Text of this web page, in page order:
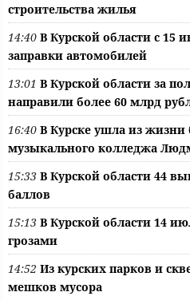
строительства жилья
14:40 В Курской области с 15
заправки автомобилей
13:01 В Курской области за
направили более 60 млрд
16:40 В Курске ушла из
музыкального колледжа
15:33 В Курской области 44
баллов
15:13 В Курской области 14
грозами
14:52 Из курских парков и
мешков мусора